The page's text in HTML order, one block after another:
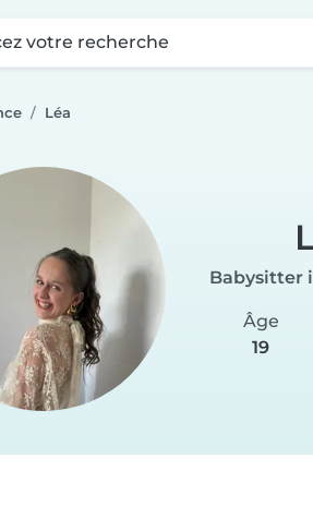
votre recherche
Léa
Babysitter
Âge
19